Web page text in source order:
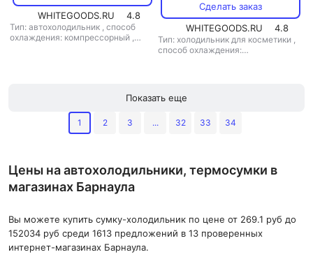
WHITEGOODS.RU
4.8
Тип: автохолодильник , способ
охлаждения: компрессорный ,
Сделать заказ
WHITEGOODS.RU
4.8
Тип: холодильник для косметики ,
способ охлаждения:
Показать еще
1 2 3 ... 32 33 34
Цены на автохолодильники, термосумки в
магазинах Барнаула
Вы можете купить сумку-холодильник по цене от 269.1 руб до
152034 руб среди 1613 предложений в 13 проверенных
интернет-магазинах Барнаула.